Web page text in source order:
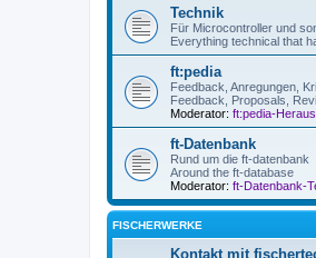
Technik
Für Microcontroller und
Everything technical that
ft:pedia
Feedback, Anregungen,
Feedback, Proposals,
Moderator: ft:pedia-
ft-Datenbank
Rund um die ft-datenbank
Around the ft-database
Moderator: ft-Datenbank-
FISCHERWERKE
Kontakt mit